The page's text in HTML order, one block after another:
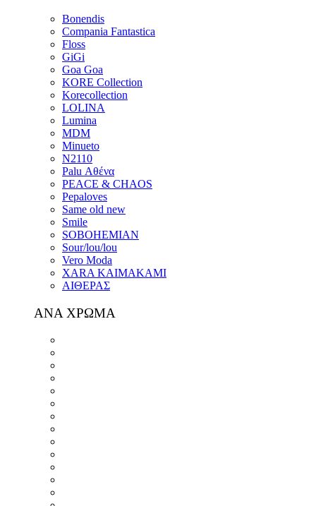
Bonendis
Compania Fantastica
Floss
GiGi
Goa Goa
KORE Collection
Korecollection
LOLINA
Lumina
MDM
Minueto
N2110
Palu Αθένα
PEACE & CHAOS
Pepaloves
Same old new
Smile
SOBOHEMIAN
Sour/lou/lou
Vero Moda
XARA KAIMAKAMI
ΑΙΘΕΡΑΣ
ΑΝΑ ΧΡΩΜΑ